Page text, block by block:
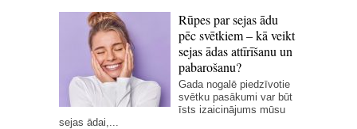
Rūpes par sejas ādu
pēc svētkiem – kā veikt
sejas ādas attīrīšanu un
pabarošanu?
Gada nogalē piedzīvotie
svētku pasākumi var būt
īsts izaicinājums mūsu
sejas ādai,...